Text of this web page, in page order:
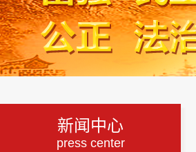
新闻中心
press center